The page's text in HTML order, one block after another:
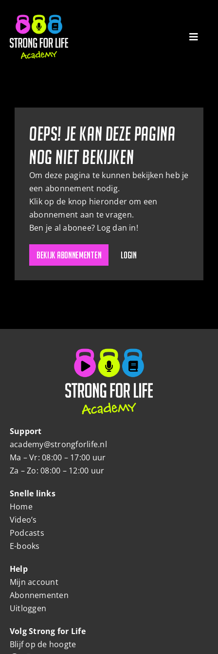
naar
inhoud
PODCASTS
E-BOOKS
CATEGORIEËN
WATCHLIST
MIJN ACCOUNT
ZOEKEN
Oeps! je kan deze pagina
nog niet bekijken
Om deze pagina te kunnen bekijken heb je
een abonnement nodig.
Klik op de knop hieronder om een
abonnement aan te vragen.
Ben je al abonee? Log dan in!
Bekijk abonnementen Login
Support
academy@strongforlife.nl
Ma – Vr: 08:00 – 17:00 uur
Za – Zo: 08:00 – 12:00 uur
Snelle links
Home
Video’s
Podcasts
E-books
Help
Mijn account
Abonnementen
Uitloggen
Volg Strong for Life
Blijf op de hoogte